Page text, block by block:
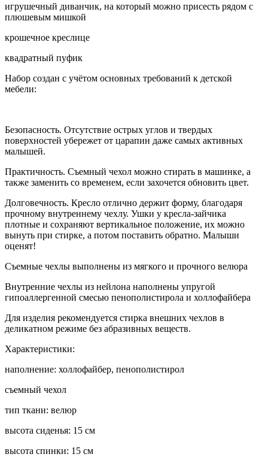
игрушечный диванчик, на который можно присесть рядом с
плюшевым мишкой
крошечное креслице
квадратный пуфик
Набор создан с учётом основных требований к детской
мебели:
Безопасность. Отсутствие острых углов и твердых
поверхностей убережет от царапин даже самых активных
малышей.
Практичность. Съемный чехол можно стирать в машинке, а
также заменить со временем, если захочется обновить цвет.
Долговечность. Кресло отлично держит форму, благодаря
прочному внутреннему чехлу. Ушки у кресла-зайчика
плотные и сохраняют вертикальное положение, их можно
вынуть при стирке, а потом поставить обратно. Малыши
оценят!
Съемные чехлы выполнены из мягкого и прочного велюра
Внутренние чехлы из нейлона наполнены упругой
гипоаллергенной смесью пенополистирола и холлофайбера
Для изделия рекомендуется стирка внешних чехлов в
деликатном режиме без абразивных веществ.
Характеристики:
наполнение: холлофайбер, пенополистирол
съемный чехол
тип ткани: велюр
высота сиденья: 15 см
высота спинки: 15 см